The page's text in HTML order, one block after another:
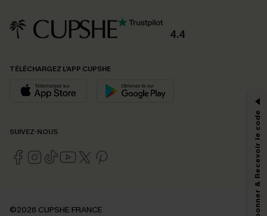
4.4
TÉLÉCHARGEZ L’APP CUPSHE
SUIVEZ-NOUS
©2026 CUPSHE FRANCE
PROFITEZ DE -15%
-15% dès 2 Achetés par E-mail
En soumettant votre adresse e-mail, vous acceptez de recevoir des e-mails
marketing (y compris du contenu généré par l'IA) de Cupshe et
S'abonner & Recevoir le code